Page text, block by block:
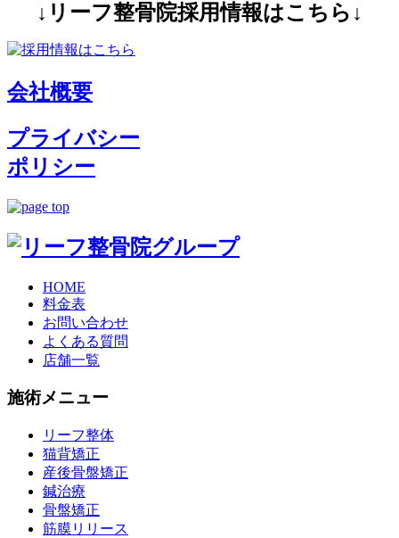
↓リーフ整骨院採用情報はこちら↓
会社概要
プライバシー
ポリシー
HOME
料金表
お問い合わせ
よくある質問
店舗一覧
施術メニュー
リーフ整体
猫背矯正
産後骨盤矯正
鍼治療
骨盤矯正
筋膜リリース